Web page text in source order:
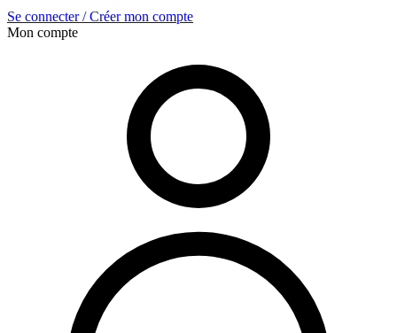
Se connecter / Créer mon compte
Mon compte